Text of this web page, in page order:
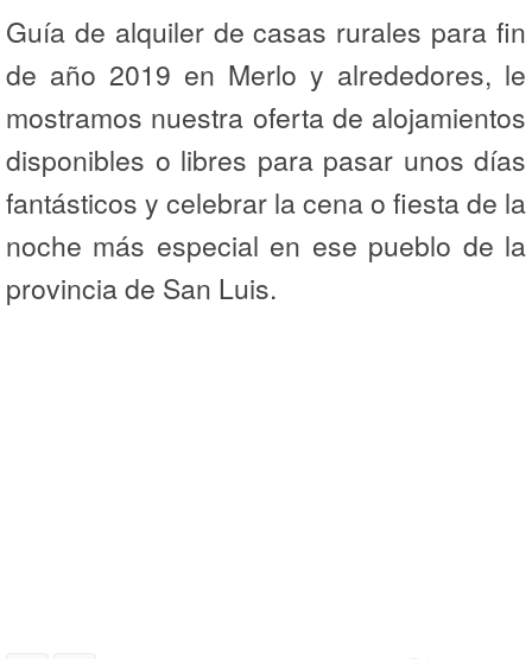
Guía de alquiler de casas rurales para fin
de año 2019 en Merlo y alrededores, le
mostramos nuestra oferta de alojamientos
disponibles o libres para pasar unos días
fantásticos y celebrar la cena o fiesta de la
noche más especial en ese pueblo de la
provincia de San Luis.